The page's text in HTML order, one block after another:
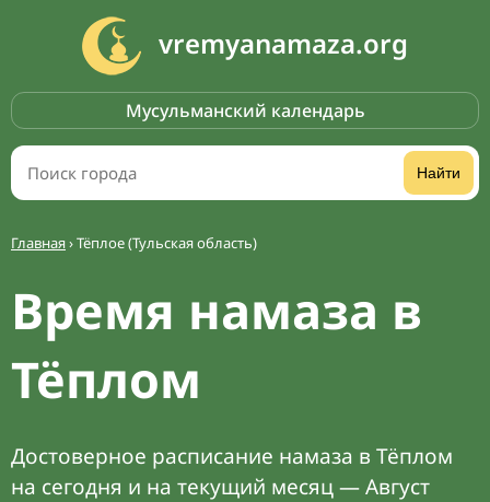
vremyanamaza.org
Мусульманский календарь
Найти
Главная›Тёплое (Тульская область)
Время намаза в
Тёплом
Достоверное расписание намаза в Тёплом
на сегодня и на текущий месяц — Август